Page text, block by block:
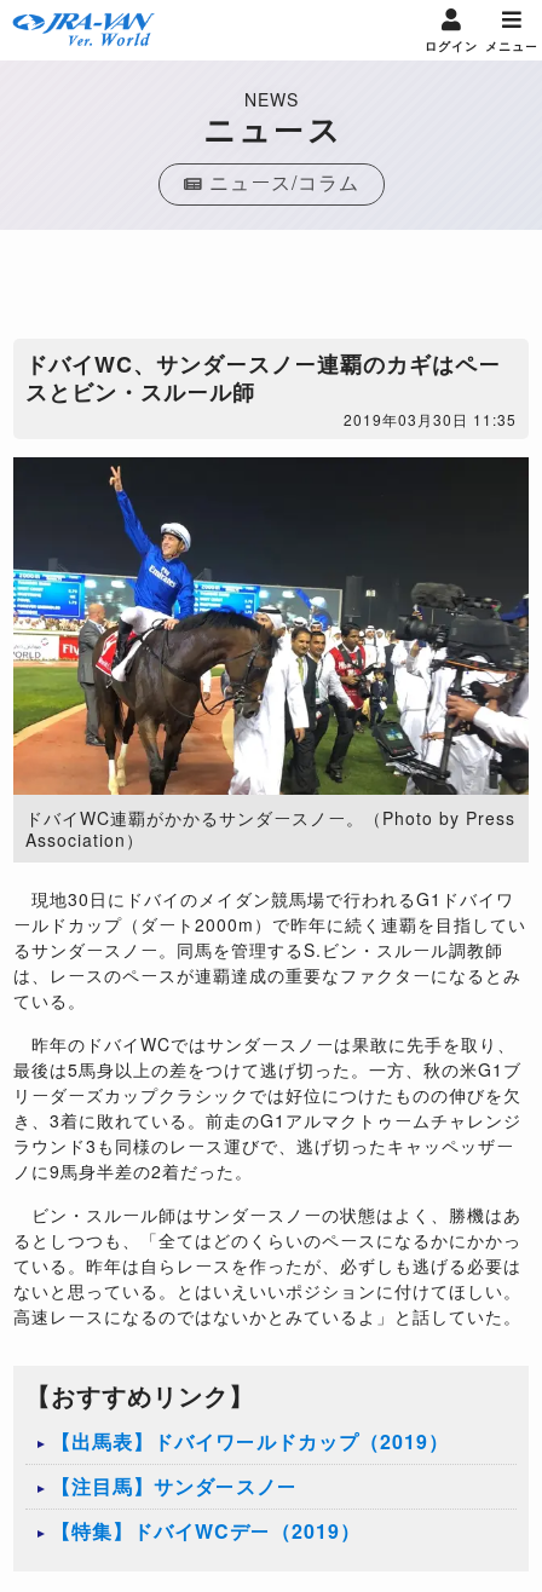
ログイン メニュー
NEWS
ニュース
ニュース/コラム
​ドバイWC、サンダースノー連覇のカギはペー
スとビン・スルール師
2019年03月30日 11:35
ドバイWC連覇がかかるサンダースノー。（Photo by Press
Association）
現地30日にドバイのメイダン競馬場で行われるG1ドバイワ
ールドカップ（ダート2000m）で昨年に続く連覇を目指してい
るサンダースノー。同馬を管理するS.ビン・スルール調教師
は、レースのペースが連覇達成の重要なファクターになるとみ
ている。
昨年のドバイWCではサンダースノーは果敢に先手を取り、
最後は5馬身以上の差をつけて逃げ切った。一方、秋の米G1ブ
リーダーズカップクラシックでは好位につけたものの伸びを欠
き、3着に敗れている。前走のG1アルマクトゥームチャレンジ
ラウンド3も同様のレース運びで、逃げ切ったキャッペッザー
ノに9馬身半差の2着だった。
ビン・スルール師はサンダースノーの状態はよく、勝機はあ
るとしつつも、「全てはどのくらいのペースになるかにかかっ
ている。昨年は自らレースを作ったが、必ずしも逃げる必要は
ないと思っている。とはいえいいポジションに付けてほしい。
高速レースになるのではないかとみているよ」と話していた。
【おすすめリンク】
【出馬表】ドバイワールドカップ（2019）
【注目馬】サンダースノー
【特集】ドバイWCデー（2019）